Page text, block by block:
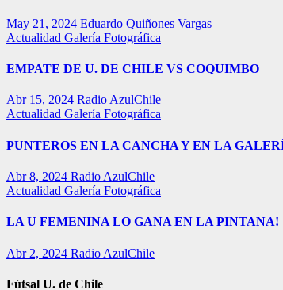
May 21, 2024 Eduardo Quiñones Vargas
Actualidad Galería Fotográfica
EMPATE DE U. DE CHILE VS COQUIMBO
Abr 15, 2024 Radio AzulChile
Actualidad Galería Fotográfica
PUNTEROS EN LA CANCHA Y EN LA
Abr 8, 2024 Radio AzulChile
Actualidad Galería Fotográfica
LA U FEMENINA LO GANA EN LA PINTANA!
Abr 2, 2024 Radio AzulChile
Fútsal U. de Chile